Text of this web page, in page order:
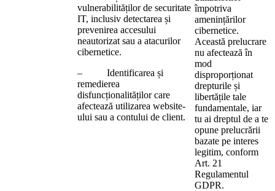
vulnerabilităților de securitate
IT, inclusiv detectarea și
prevenirea accesului
neautorizat sau a atacurilor
cibernetice.
– Identificarea și
remedierea
disfuncționalităților care
afectează utilizarea website-
ului sau a contului de client.
împotriva
amenințărilor
cibernetice.
Această prelucrare
nu afectează în
mod
disproporționat
drepturile și
libertățile tale
fundamentale, iar
tu ai dreptul de a te
opune prelucrării
bazate pe interes
legitim, conform
Art. 21
Regulamentul
GDPR.